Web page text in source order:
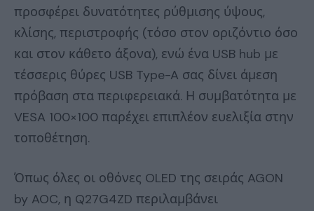
προσφέρει δυνατότητες ρύθμισης ύψους,
κλίσης, περιστροφής (τόσο στον οριζόντιο όσο
και στον κάθετο άξονα), ενώ ένα USB hub με
τέσσερις θύρες USB Type-A σας δίνει άμεση
πρόβαση στα περιφερειακά. Η συμβατότητα με
VESA 100×100 παρέχει επιπλέον ευελιξία στην
τοποθέτηση.
Όπως όλες οι οθόνες OLED της σειράς AGON
by AOC, η Q27G4ZD περιλαμβάνει